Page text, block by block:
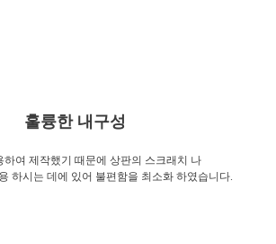
훌륭한 내구성
하여 제작했기 때문에 상판의 스크래치 나
하시는 데에 있어 불편함을 최소화 하였습니다.